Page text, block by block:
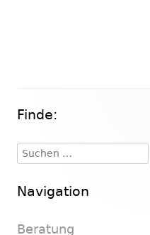
Haupt-
Seitenleiste
Finde:
Suchen
nach:
Navigation
Beratung